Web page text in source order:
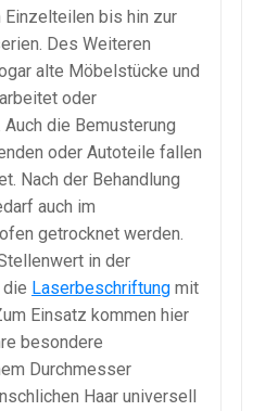
Einzelteilen bis hin zur
Des Weiteren
alte Möbelstücke und
oder
die Bemusterung
oder Autoteile fallen
Nach der Behandlung
auch im
getrocknet werden.
in der
die Laserbeschriftung mit
Einsatz kommen hier
besondere
Durchmesser
Haar universell